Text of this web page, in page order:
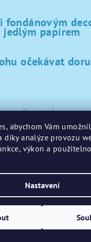
abychom Vám
díky analýze provozu
výkon a
Nastavení
fondánovým
jedlým papírem
očekávat
Kontakt
Upravit nastavení cookies
Vytvořil Shoptet